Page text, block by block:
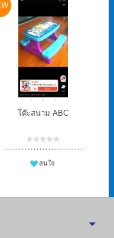
โต๊ะสนาม ABC
สนใจ